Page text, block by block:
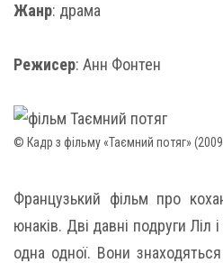
Жанр: драма
Режисер: Анн Фонтен
© Кадр з фільму «Таємний потяг»
Французький фільм про
юнаків. Дві давні подруги Ліл
одна одної. Вони